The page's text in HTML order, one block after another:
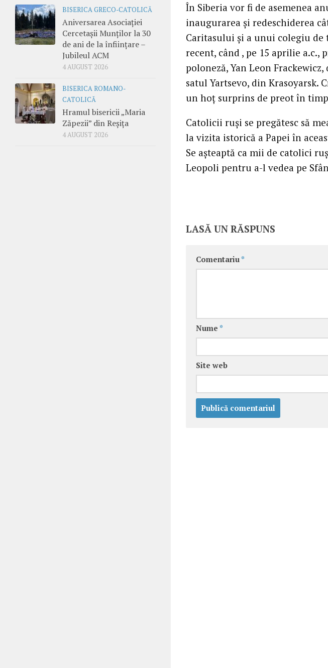
În Siberia vor fi de asemenea
inaugurarea şi redeschiderea
Caritasului şi a unui colegiu de
recent, când , pe 15 aprilie
poloneză, Yan Leon
satul Yartsevo, din Krasoyarsk.
un hoţ surprins de preot în
Catolicii ruşi se pregătesc să
la vizita istorică a Papei în
Se aşteaptă ca mii de catolici
Leopoli pentru a-l vedea pe
LASĂ UN RĂSPUNS
Comentariu *
Nume *
Site web
BISERICA GRECO-CATOLICĂ
Aniversarea Asociației
Cercetașii Munților la 30
de ani de la înființare –
Jubileul ACM
4 AUGUST 2026
BISERICA ROMANO-
CATOLICĂ
Hramul bisericii „Maria
Zăpezii” din Reșița
4 AUGUST 2026